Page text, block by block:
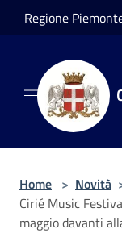
Salta al contenuto
Regione
Home > Novità
Cirié Music
maggio davanti